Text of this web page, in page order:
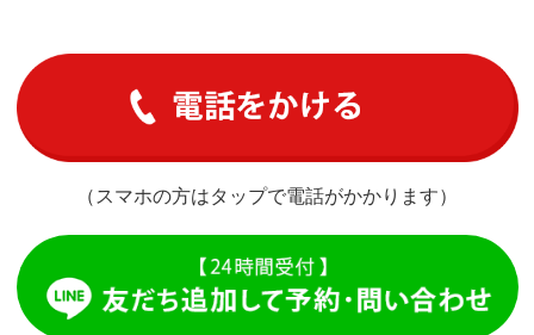
（スマホの方はタップで電話がかかります）